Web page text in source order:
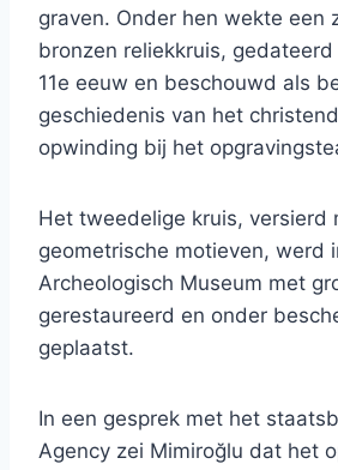
graven. Onder hen wekte een
bronzen reliekkruis,
11e eeuw en beschouwd als
geschiedenis van het
opwinding bij het
Het tweedelige kruis, versierd
geometrische motieven, werd
Archeologisch Museum met
gerestaureerd en onder
geplaatst.
In een gesprek met het
Agency zei Mimiroğlu dat het